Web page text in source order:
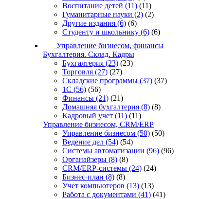
Воспитание детей (11) (11)
Гуманитарные науки (2) (2)
Другие издания (6) (6)
Студенту и школьнику (6) (6)
Управление бизнесом, финансы
Бухгалтерия. Склад. Кадры
Бухгалтерия (23) (23)
Торговля (27) (27)
Складские программы (37) (37)
1С (56) (56)
Финансы (21) (21)
Домашняя бухгалтерия (8) (8)
Кадровый учет (11) (11)
Управление бизнесом, CRM/ERP
Управление бизнесом (50) (50)
Ведение дел (54) (54)
Системы автоматизации (96) (96)
Органайзеры (8) (8)
CRM/ERP-системы (24) (24)
Бизнес-план (8) (8)
Учет компьютеров (13) (13)
Работа с документами (41) (41)